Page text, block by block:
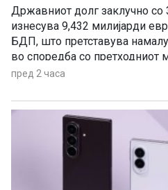
Државниот долг заклучно со
изнесува 9,432 милијарди
БДП, што претставува
во споредба со претходниот
пратеникот на ВМРО-ДПМНЕ
пред 2 часа